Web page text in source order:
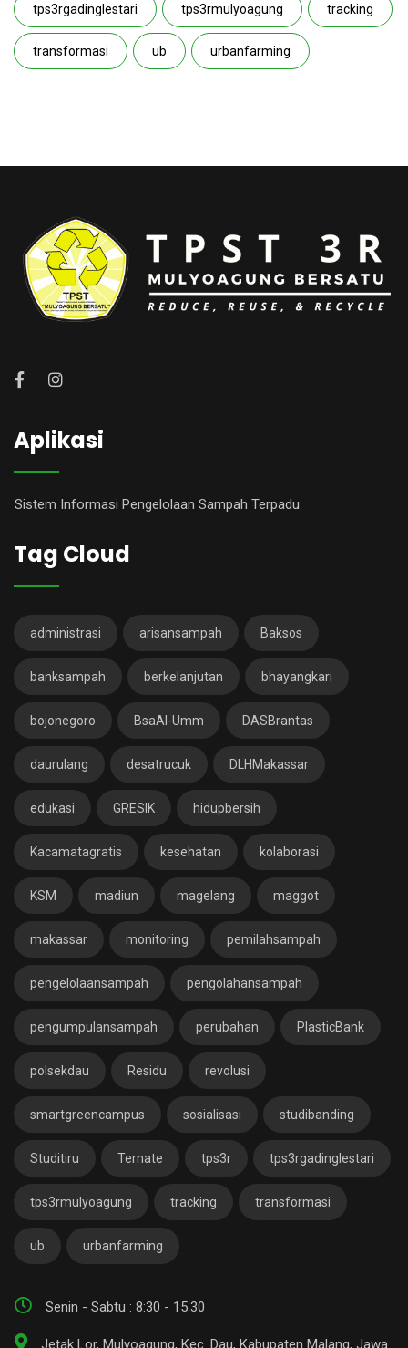
tps3rgadinglestari tps3rmulyoagung tracking
transformasi ub urbanfarming
Aplikasi
Sistem Informasi Pengelolaan Sampah Terpadu
Tag Cloud
administrasi arisansampah Baksos
banksampah berkelanjutan bhayangkari
bojonegoro BsaAl-Umm DASBrantas
daurulang desatrucuk DLHMakassar
edukasi GRESIK hidupbersih
Kacamatagratis kesehatan kolaborasi
KSM madiun magelang maggot
makassar monitoring pemilahsampah
pengelolaansampah pengolahansampah
pengumpulansampah perubahan PlasticBank
polsekdau Residu revolusi
smartgreencampus sosialisasi studibanding
Studitiru Ternate tps3r tps3rgadinglestari
tps3rmulyoagung tracking transformasi
ub urbanfarming
Senin - Sabtu : 8:30 - 15.30
Jetak Lor, Mulyoagung, Kec. Dau, Kabupaten Malang, Jawa